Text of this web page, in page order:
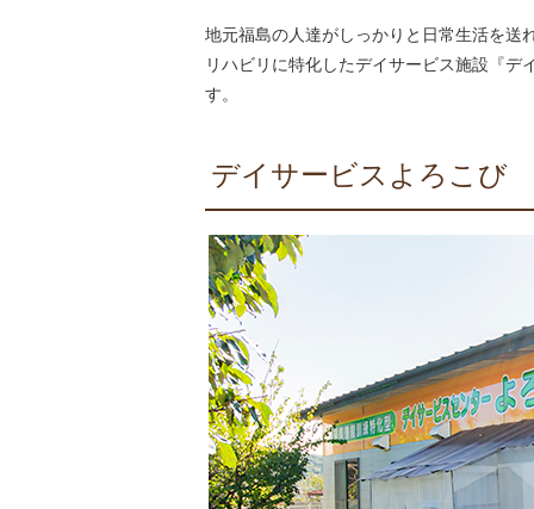
地元福島の人達がしっかりと日常生活を送
リハビリに特化したデイサービス施設『
す。
デイサービスよろこび